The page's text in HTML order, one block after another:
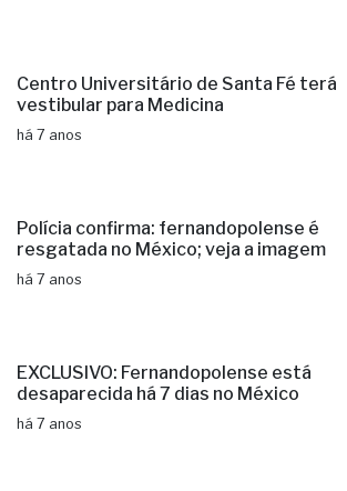
Centro Universitário de Santa Fé terá
vestibular para Medicina
há 7 anos
Polícia confirma: fernandopolense é
resgatada no México; veja a imagem
há 7 anos
EXCLUSIVO: Fernandopolense está
desaparecida há 7 dias no México
há 7 anos